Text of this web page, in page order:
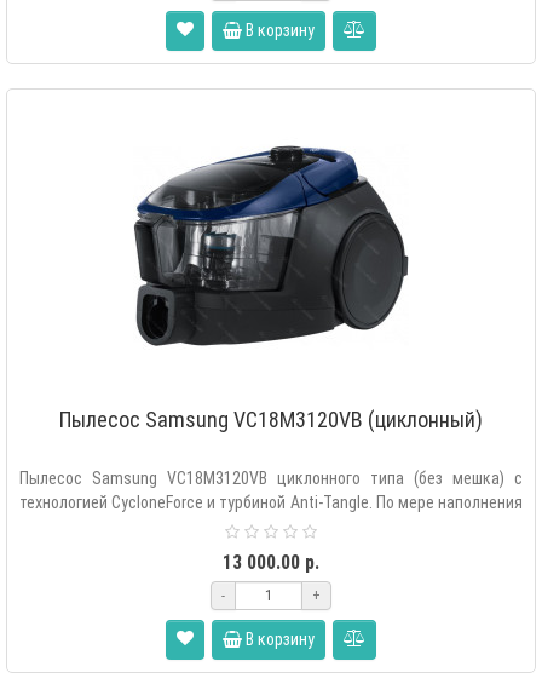
В корзину
Пылесос Samsung VC18M3120VB (циклонный)
Пылесос Samsung VC18M3120VB циклонного типа (без мешка) с
технологией CycloneForce и турбиной Anti-Tangle. По мере наполнения
13 000.00 р.
- +
В корзину